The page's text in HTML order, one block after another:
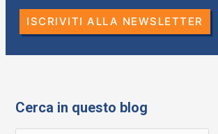
ISCRIVITI ALLA NEWSLETTER
Cerca in questo blog